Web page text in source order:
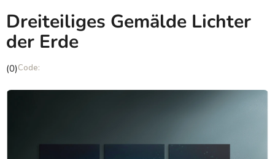
Dreiteiliges Gemälde Lichter
der Erde
Die
Produktbewertung
(0)